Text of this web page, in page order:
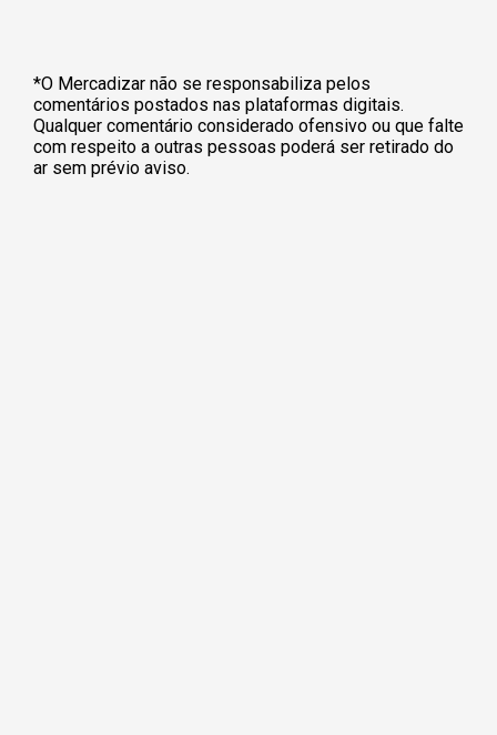
*O Mercadizar não se responsabiliza pelos
comentários postados nas plataformas digitais.
Qualquer comentário considerado ofensivo ou que falte
com respeito a outras pessoas poderá ser retirado do
ar sem prévio aviso.